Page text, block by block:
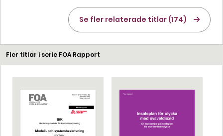
Se fler relaterade titlar (174)
Fler titlar i serie FOA Rapport